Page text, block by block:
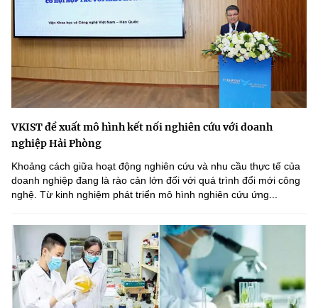
VKIST đề xuất mô hình kết nối nghiên cứu với doanh
nghiệp Hải Phòng
Khoảng cách giữa hoạt động nghiên cứu và nhu cầu thực tế của
doanh nghiệp đang là rào cản lớn đối với quá trình đổi mới công
nghệ. Từ kinh nghiệm phát triển mô hình nghiên cứu ứng...